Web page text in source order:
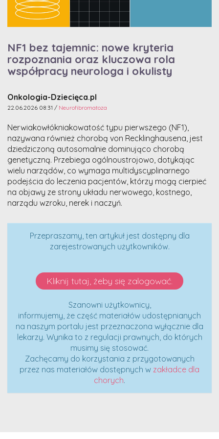
NF1 bez tajemnic: nowe kryteria
rozpoznania oraz kluczowa rola
współpracy neurologa i okulisty
Onkologia-Dziecięca.pl
22.06.2026 08:31 / Neurofibromatoza
Nerwiakowłókniakowatość typu pierwszego (NF1),
nazywana również chorobą von Recklinghausena, jest
dziedziczoną autosomalnie dominująco chorobą
genetyczną. Przebiega ogólnoustrojowo, dotykając
wielu narządów, co wymaga multidyscyplinarnego
podejścia do leczenia pacjentów, którzy mogą cierpieć
na objawy ze strony układu nerwowego, kostnego,
narządu wzroku, nerek i naczyń.
Przepraszamy, ten artykuł jest dostępny dla
zarejestrowanych użytkowników.
Kliknij tutaj, żeby się zalogować.
Szanowni użytkownicy,
informujemy, że część materiałów udostępnianych
na naszym portalu jest przeznaczona wyłącznie dla
lekarzy. Wynika to z regulacji prawnych, do których
musimy się stosować.
Zachęcamy do korzystania z przygotowanych
przez nas materiałów dostępnych w zakładce dla
chorych.